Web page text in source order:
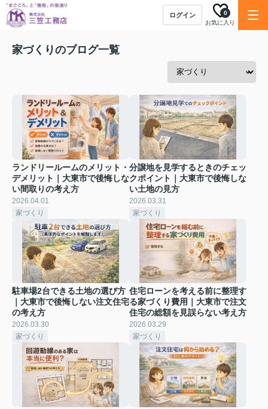
ログイン
お気に入り
0
家づくりのブログ一覧
ランドリールームのメリット・
デメリット｜大東市で後悔しな
い間取りの考え方
2026.04.01
家づくり
分譲地を見学するときのチェッ
クポイント｜大東市で後悔しな
い土地の見方
2026.03.31
家づくり
駐車場2台できる土地の選び方
｜大東市で後悔しない注文住宅
の考え方
2026.03.30
家づくり
住宅ローンを考える前に整理す
る家づくり費用｜大東市で注文
住宅の総額を見誤らない考え方
2026.03.29
家づくり